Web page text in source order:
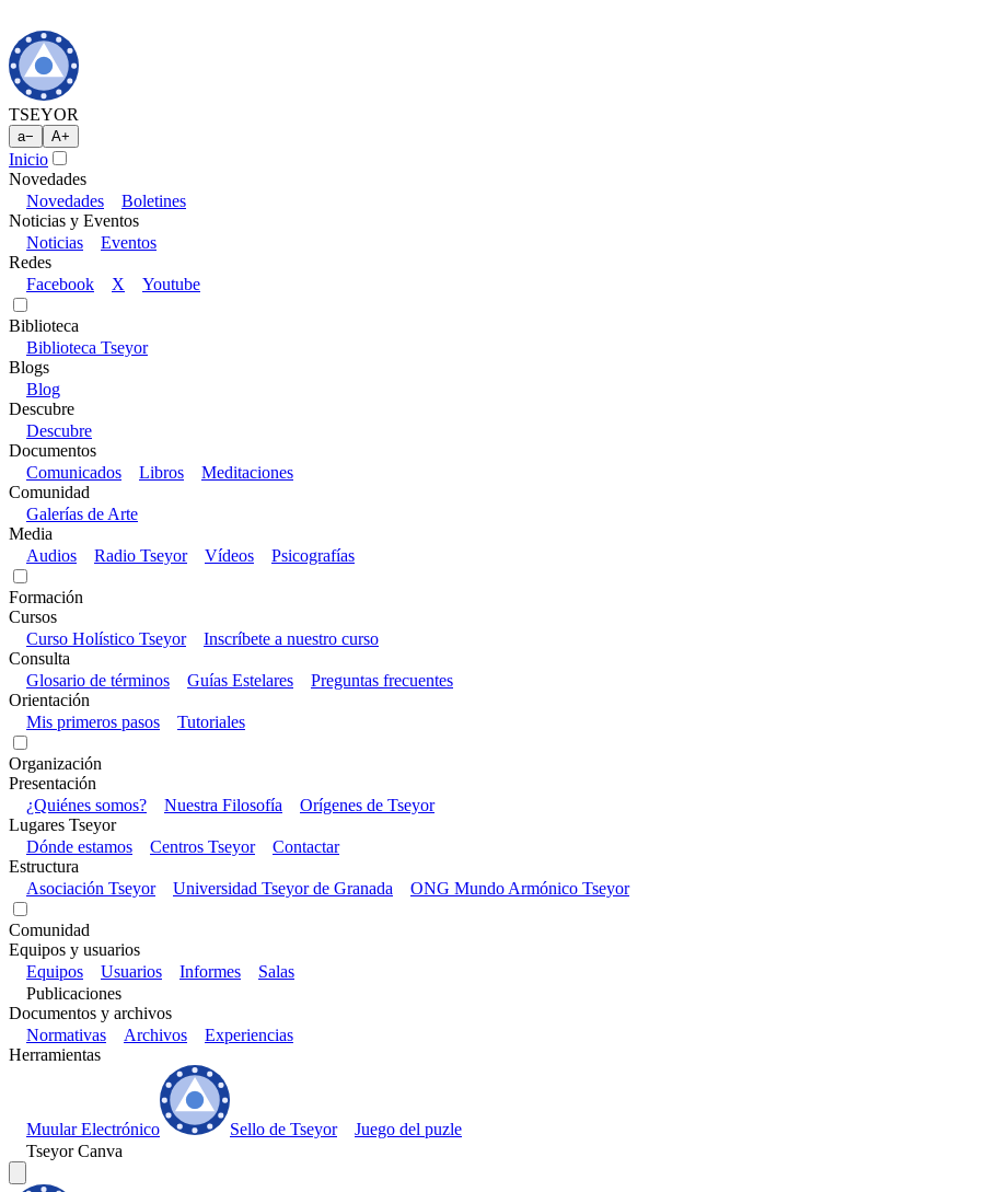
TSEYOR
a− A+
Inicio
Novedades
Novedades
Boletines
Noticias y Eventos
Noticias
Eventos
Redes
Facebook
X Youtube
Biblioteca
Biblioteca Tseyor
Blogs
Blog
Descubre
Descubre
Documentos
Comunicados
Libros
Meditaciones
Comunidad
Galerías de Arte
Media
Audios
Radio Tseyor Vídeos Psicografías
Formación
Cursos
Curso Holístico Tseyor
Inscríbete a nuestro curso
Consulta
Glosario de términos
Guías Estelares
Preguntas frecuentes
Orientación
Mis primeros pasos
Tutoriales
Organización
Presentación
¿Quiénes somos?
Nuestra Filosofía
Orígenes de Tseyor
Lugares Tseyor
Dónde estamos
Centros Tseyor
Contactar
Estructura
Asociación Tseyor
Universidad Tseyor de Granada ONG Mundo Armónico Tseyor
Comunidad
Equipos y usuarios
Equipos
Usuarios Informes
Salas
Publicaciones
Documentos y archivos
Normativas
Archivos
Experiencias
Herramientas
Muular Electrónico Sello de Tseyor
Juego del puzle
Tseyor Canva